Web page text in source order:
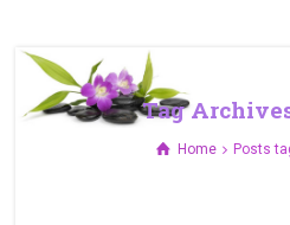
Tag
Home Posts